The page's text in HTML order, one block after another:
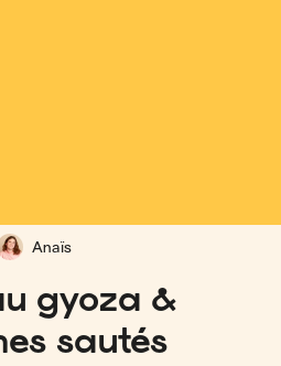
gyoza &
sautés
Anaïs